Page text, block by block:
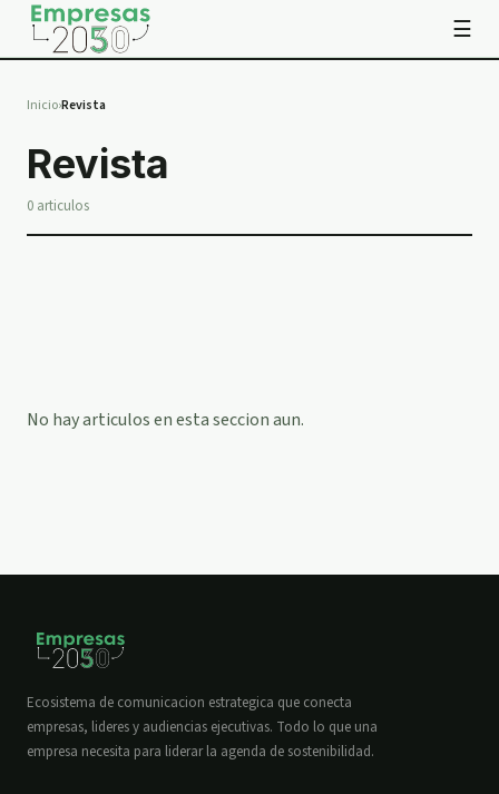
☰
Inicio›Revista
Revista
0 articulos
No hay articulos en esta seccion aun.
Ecosistema de comunicacion estrategica que conecta
empresas, lideres y audiencias ejecutivas. Todo lo que una
empresa necesita para liderar la agenda de sostenibilidad.